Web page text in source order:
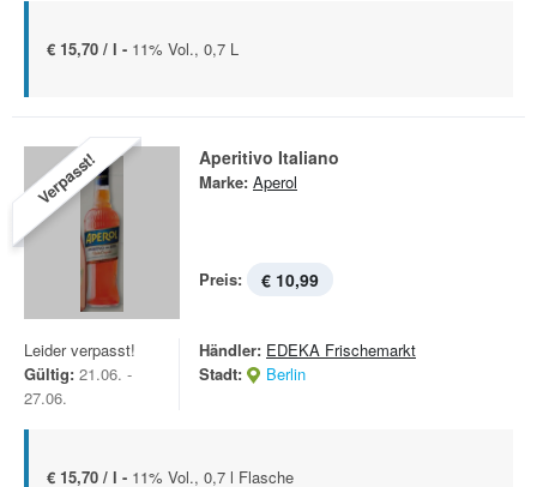
€ 15,70 / l - 11% Vol., 0,7 L
Verpasst! Aperitivo Italiano
Marke: Aperol
Preis: € 10,99
Leider verpasst!
Gültig: 21.06. -
27.06.
Händler: EDEKA Frischemarkt
Stadt:
Berlin
€ 15,70 / l - 11% Vol., 0,7 l Flasche